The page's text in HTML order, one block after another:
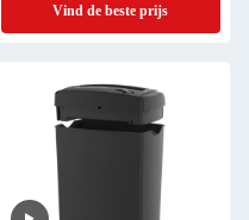
Vind de beste prijs